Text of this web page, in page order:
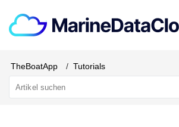
TheBoatApp Tutorials